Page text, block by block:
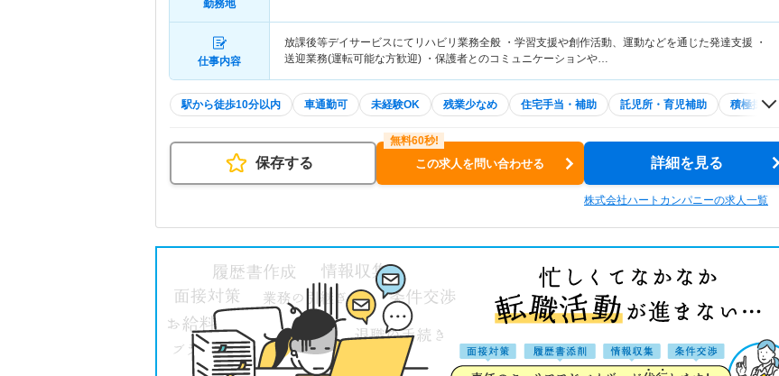
勤務地
仕事内容
放課後等デイサービスにてリハビリ業務全般 ・学習支援や創作活動、運動などを通じた発達支援 ・
送迎業務(運転可能な方歓迎) ・保護者とのコミュニケーションや…
駅から徒歩10分以内 車通勤可 未経験OK 残業少なめ 住宅手当・補助 託児所・育児補助 積極採用中
保存する この求人を問い合わせる 詳細を見る
株式会社ハートカンパニーの求人一覧